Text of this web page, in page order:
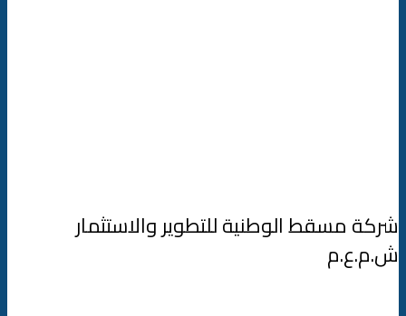
شركة مسقط الوطنية للتطوير والاستثمار
ش.م.ع.م